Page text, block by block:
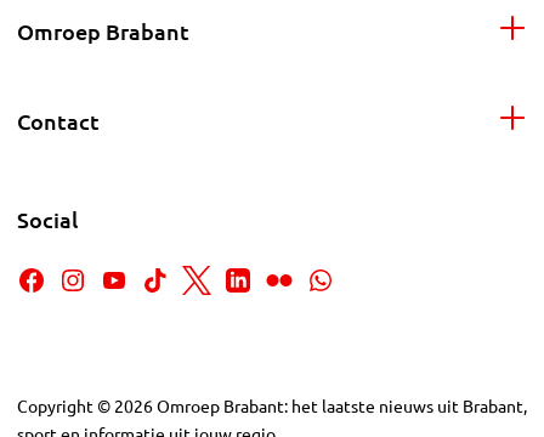
Omroep Brabant
Contact
Social
Copyright © 2026Omroep Brabant: het laatste nieuws uit Brabant,